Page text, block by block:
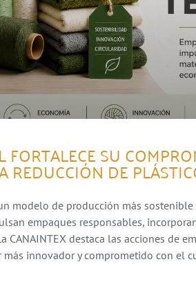
FORTALECE SU
REDUCCIÓN DE
modelo de producción más
empaques responsables,
CANAINTEX destaca las acciones de
innovador y comprometido con el